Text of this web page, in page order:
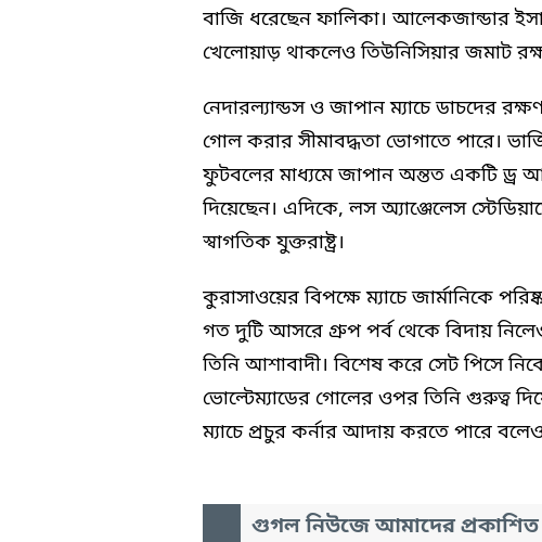
বাজি ধরেছেন ফালিকা। আলেকজান্ডার
খেলোয়াড় থাকলেও তিউনিসিয়ার জমাট
নেদারল্যান্ডস ও জাপান ম্যাচে ডাচদের
গোল করার সীমাবদ্ধতা ভোগাতে পারে।
ফুটবলের মাধ্যমে জাপান অন্তত একটি ড্র
দিয়েছেন। এদিকে, লস অ্যাঞ্জেলেস
স্বাগতিক যুক্তরাষ্ট্র।
কুরাসাওয়ের বিপক্ষে ম্যাচে জার্মানিকে
গত দুটি আসরে গ্রুপ পর্ব থেকে বিদায়
তিনি আশাবাদী। বিশেষ করে সেট পিসে
ভোল্টেম্যাডের গোলের ওপর তিনি গুরুত্ব
ম্যাচে প্রচুর কর্নার আদায় করতে পারে বলেও
গুগল নিউজে আমাদের